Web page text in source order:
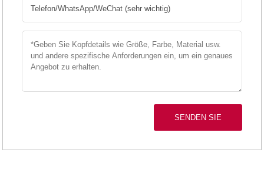
SENDEN SIE